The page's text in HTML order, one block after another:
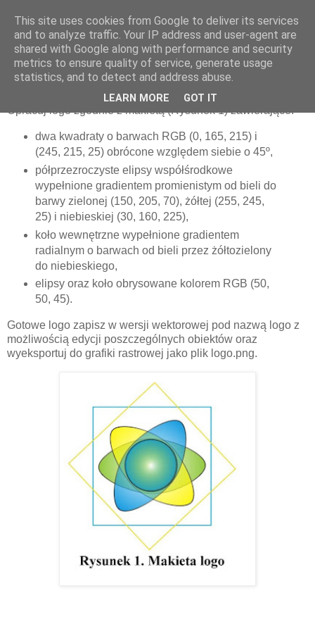
Zadanie "Logo"
Opracuj logo zgodnie z makietą (Rysunek 1) zawierające:
dwa kwadraty o barwach RGB (0, 165, 215) i
(245, 215, 25) obrócone względem siebie o 45º,
półprzezroczyste elipsy współśrodkowe
wypełnione gradientem promienistym od bieli do
barwy zielonej (150, 205, 70), żółtej (255, 245,
25) i niebieskiej (30, 160, 225),
koło wewnętrzne wypełnione gradientem
radialnym o barwach od bieli przez żółtozielony
do niebieskiego,
elipsy oraz koło obrysowane kolorem RGB (50,
50, 45).
Gotowe logo zapisz w wersji wektorowej pod nazwą logo z
możliwością edycji poszczególnych obiektów oraz
wyeksportuj do grafiki rastrowej jako plik logo.png.
This site uses cookies from Google to deliver its services
and to analyze traffic. Your IP address and user-agent are
shared with Google along with performance and security
metrics to ensure quality of service, generate usage
statistics, and to detect and address abuse.
LEARN MORE GOT IT